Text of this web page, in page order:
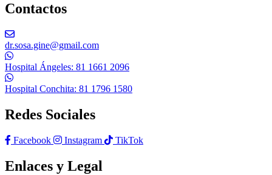
Contactos
dr.sosa.gine@gmail.com
Hospital Ángeles: 81 1661 2096
Hospital Conchita: 81 1796 1580
Redes Sociales
Facebook Instagram TikTok
Enlaces y Legal